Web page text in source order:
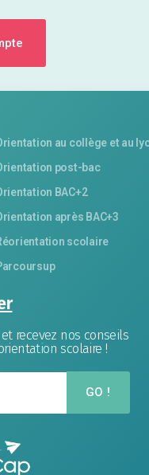
au collège et au
post-bac
BAC+2
après BAC+3
scolaire
recevez nos conseils
scolaire !
GO !